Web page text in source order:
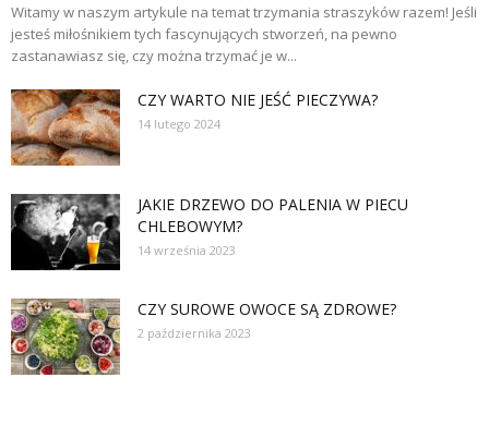
Witamy w naszym artykule na temat trzymania straszyków razem! Jeśli
jesteś miłośnikiem tych fascynujących stworzeń, na pewno
zastanawiasz się, czy można trzymać je w...
CZY WARTO NIE JEŚĆ PIECZYWA?
14 lutego 2024
JAKIE DRZEWO DO PALENIA W PIECU
CHLEBOWYM?
14 września 2023
CZY SUROWE OWOCE SĄ ZDROWE?
2 października 2023